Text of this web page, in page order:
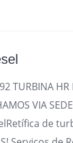
HR
VIA
de